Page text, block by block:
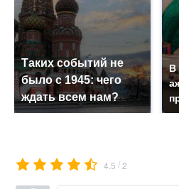
Таких событий не
было с 1945: чего
ждать всем нам?
В
4.5 /2